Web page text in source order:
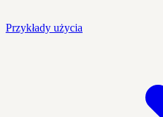
Przykłady użycia